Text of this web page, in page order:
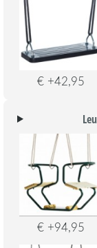
€ +42,95
€ +94,95